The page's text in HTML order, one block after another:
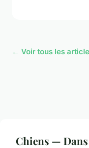
← Voir tous les
Chiens —